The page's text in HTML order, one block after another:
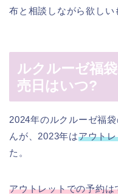
布と相談しながら欲しい
ルクルーゼ福
売日はいつ?
2024年のルクルーゼ福
んが、2023年はアウト
た。
アウトレットでの予約は